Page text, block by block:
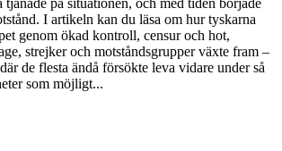
I artikeln kan du läsa om hur tyskarna
genom ökad kontroll, censur och hot,
strejker och motståndsgrupper växte fram –
de flesta ändå försökte leva vidare under så
som möjligt...